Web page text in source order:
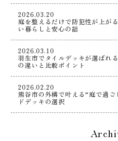
2026.03.20
庭を整えるだけで防犯性が上が
い暮らしと安心の話
2026.03.10
羽生市でタイルデッキが選ばれ
の違いと比較ポイント
2026.02.20
熊谷市の外構で叶える“庭で過ご
ドデッキの選択